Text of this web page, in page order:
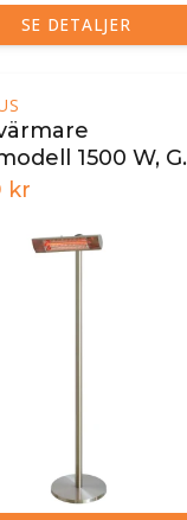
SE DETALJER
1500 W,
kr